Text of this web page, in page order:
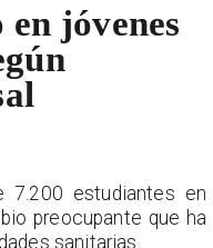
jóvenes
7.200 estudiantes en
preocupante que ha
sanitarias.